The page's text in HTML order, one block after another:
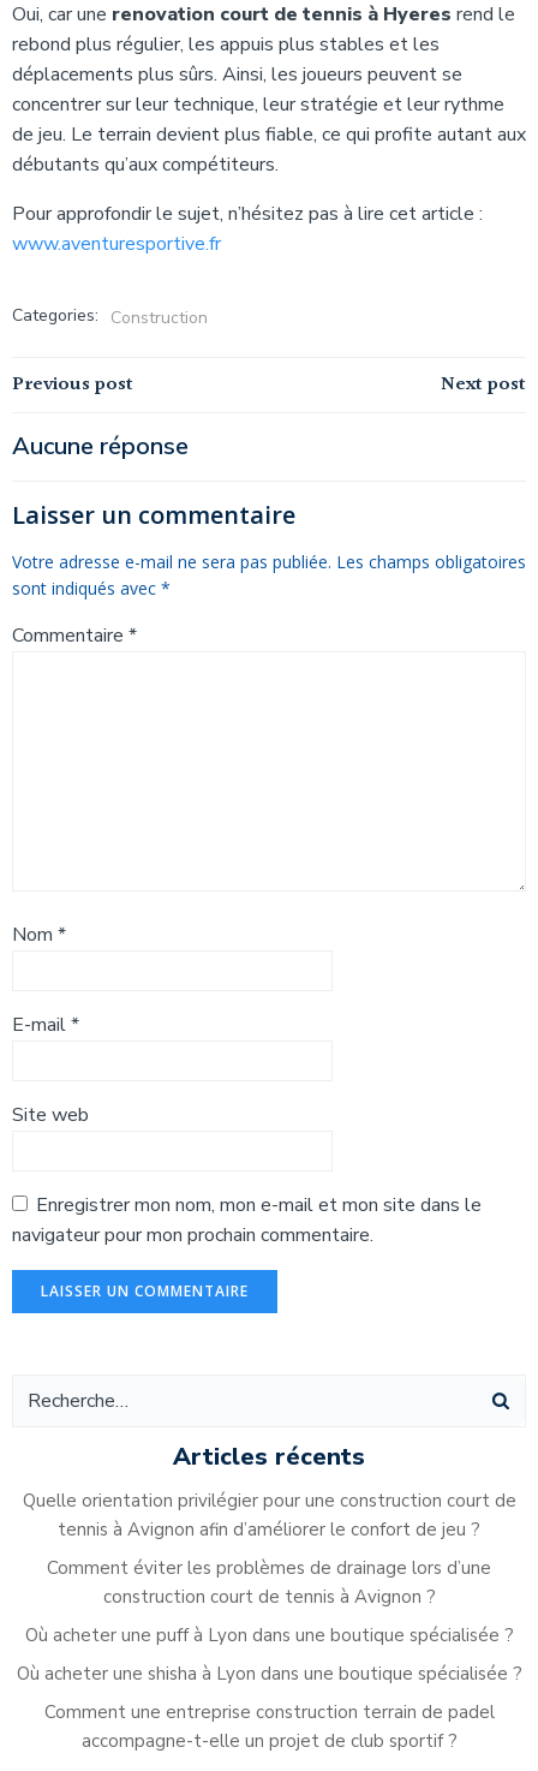
Oui, car une renovation court de tennis à Hyeres rend le
rebond plus régulier, les appuis plus stables et les
déplacements plus sûrs. Ainsi, les joueurs peuvent se
concentrer sur leur technique, leur stratégie et leur rythme
de jeu. Le terrain devient plus fiable, ce qui profite autant aux
débutants qu’aux compétiteurs.
Pour approfondir le sujet, n’hésitez pas à lire cet article :
www.aventuresportive.fr
Categories: Construction
Navigation
de
l’article
Previous post Navigation
l’article
Next post
Aucune réponse
Laisser un commentaire
Votre adresse e-mail ne sera pas publiée. Les champs obligatoires
sont indiqués avec *
Commentaire *
Nom *
E-mail*
Site web
Enregistrer mon nom, mon e-mail et mon site dans le
navigateur pour mon prochain commentaire.
Articles récents
Quelle orientation privilégier pour une construction court de
tennis à Avignon afin d’améliorer le confort de jeu ?
Comment éviter les problèmes de drainage lors d’une
construction court de tennis à Avignon ?
Où acheter une puff à Lyon dans une boutique spécialisée ?
Où acheter une shisha à Lyon dans une boutique spécialisée ?
Comment une entreprise construction terrain de padel
accompagne-t-elle un projet de club sportif ?